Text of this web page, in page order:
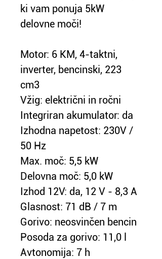
ki vam ponuja 5kW
delovne moči!
Motor: 6 KM, 4-taktni,
inverter, bencinski, 223
cm3
Vžig: električni in ročni
Integriran akumulator: da
Izhodna napetost: 230V /
50 Hz
Max. moč: 5,5 kW
Delovna moč: 5,0 kW
Izhod 12V: da, 12 V - 8,3 A
Glasnost: 71 dB / 7 m
Gorivo: neosvinčen bencin
Posoda za gorivo: 11,0 l
Avtonomija: 7 h